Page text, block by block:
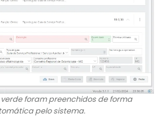
foram preenchidos de forma
pelo sistema.